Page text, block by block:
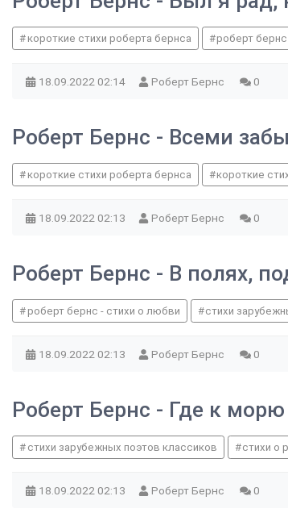
короткие стихи роберта бернса роберт
18.09.2022 02:14 Роберт Бернс 0
Роберт Бернс - Всеми
короткие стихи роберта бернса короткие
18.09.2022 02:13 Роберт Бернс 0
Роберт Бернс - В полях,
роберт бернс - стихи о любви стихи
18.09.2022 02:13 Роберт Бернс 0
Роберт Бернс - Где к морю
стихи зарубежных поэтов классиков стихи о
18.09.2022 02:13 Роберт Бернс 0